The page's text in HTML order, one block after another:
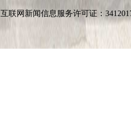
互联网新闻信息服务许可证：